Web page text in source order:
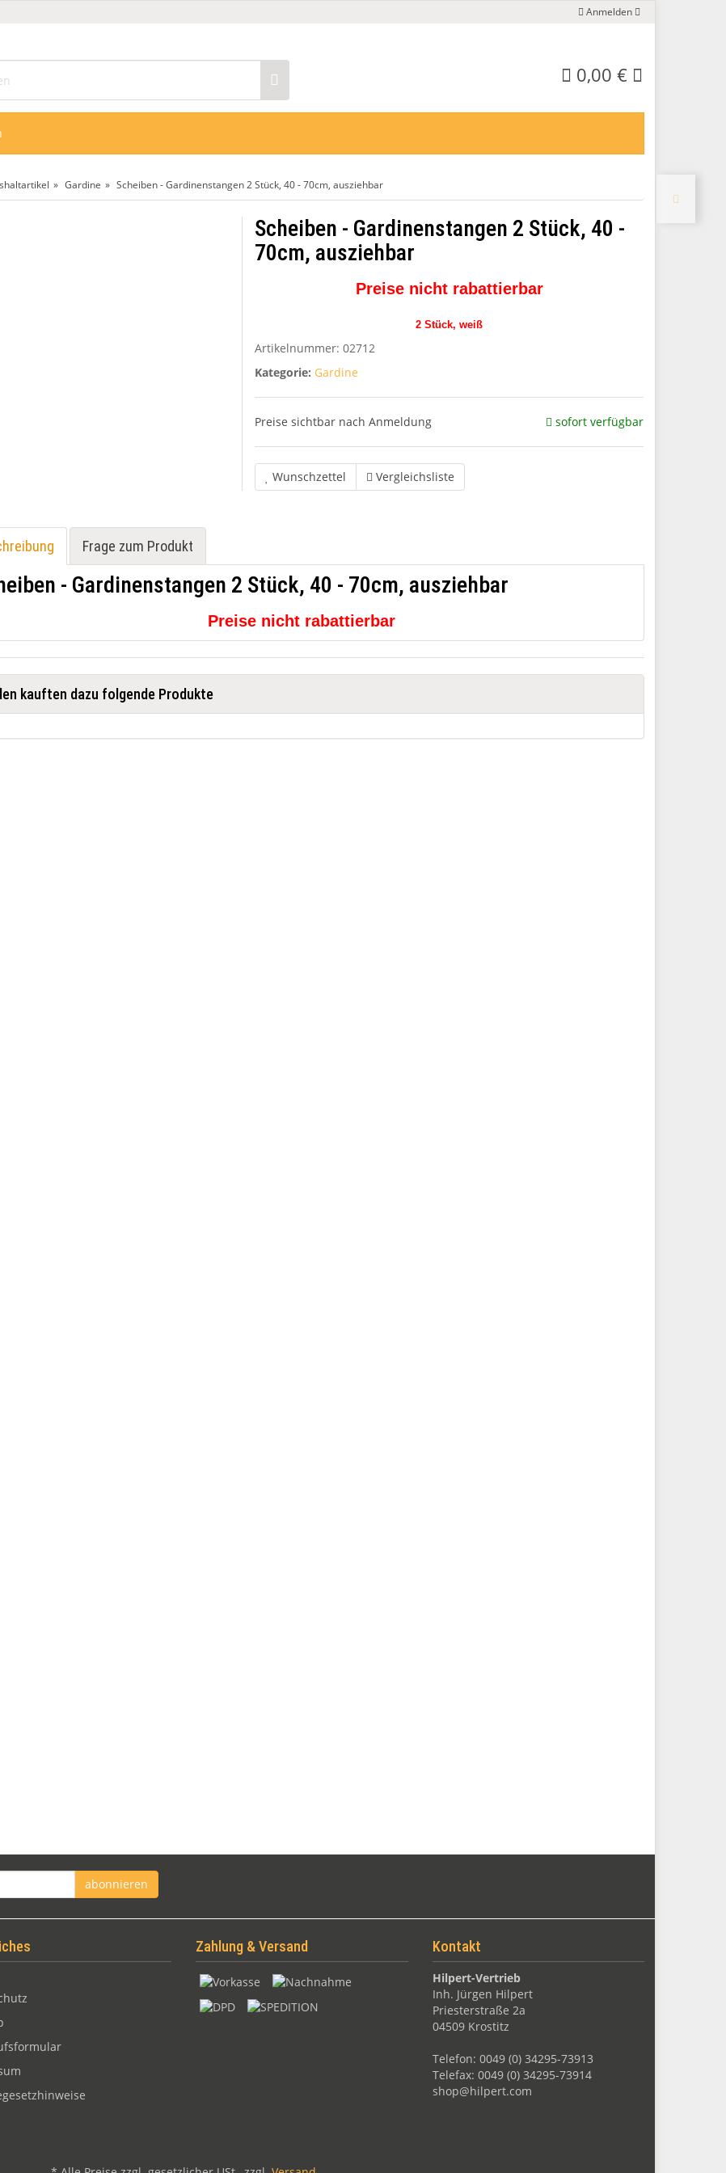
Anmelden
0,00 €
Gardine Scheiben - Gardinenstangen 2 Stück, 40 - 70cm, ausziehbar
Scheiben - Gardinenstangen 2 Stück, 40 -
70cm, ausziehbar
Preise nicht rabattierbar
2 Stück, weiß
Artikelnummer:02712
Kategorie: Gardine
Preise sichtbar nach Anmeldung sofort verfügbar
Wunschzettel Vergleichsliste
Frage zum Produkt
- Gardinenstangen 2 Stück, 40 - 70cm, ausziehbar
Preise nicht rabattierbar
kauften dazu folgende Produkte
abonnieren
Zahlung & Versand Kontakt
Hilpert-Vertrieb
Inh. Jürgen Hilpert
Priesterstraße 2a
04509 Krostitz
Telefon: 0049 (0) 34295-73913
Telefax: 0049 (0) 34295-73914
shop@hilpert.com